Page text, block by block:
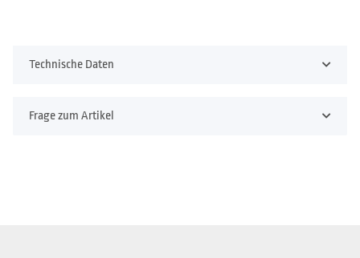
Technische Daten
Frage zum Artikel